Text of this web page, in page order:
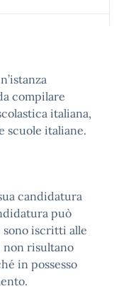
compilare
italiana,
scuole italiane.
candidatura
può
sono iscritti alle
non risultano
in possesso